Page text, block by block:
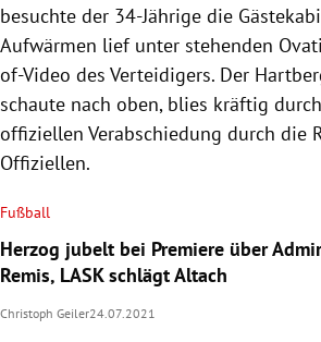
Untermenü
Untermenü
Untermenü
besuchte der 34-Jährige die
Aufwärmen lief unter stehenden
of-Video des Verteidigers. Der
schaute nach oben, blies kräftig
offiziellen Verabschiedung durch die
Offiziellen.
Fußball
Herzog jubelt bei Premiere über
Remis, LASK schlägt Altach
Christoph Geiler24.07.2021